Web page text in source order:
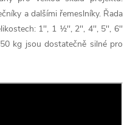
a dalšími řemeslníky. Řada
1'', 1 1⁄2'', 2'', 4'', 5'', 6''
kg jsou dostatečně silné pro